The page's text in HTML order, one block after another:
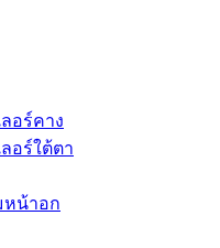
อร์คาง
อร์ใต้ตา
หน้าอก